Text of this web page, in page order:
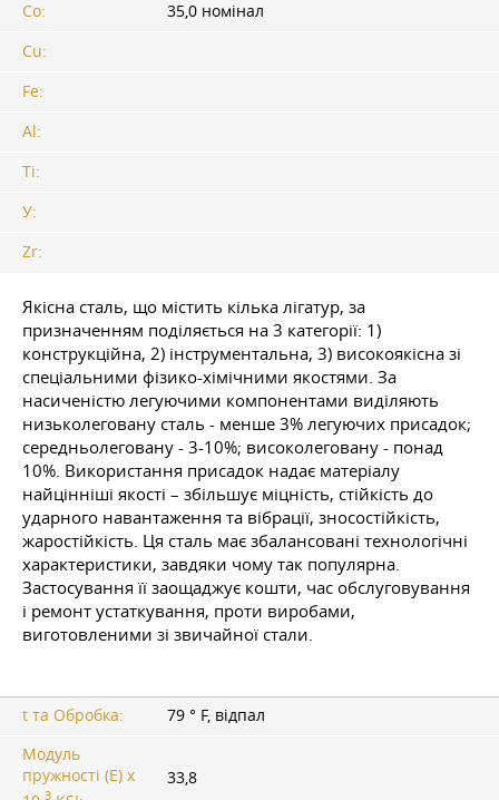
Co:
35,0 номінал
Cu:
Fe:
Al:
Ti:
У:
Zr:
Якісна сталь, що містить кілька лігатур, за
призначенням поділяється на 3 категорії: 1)
конструкційна, 2) інструментальна, 3) високоякісна зі
спеціальними фізико-хімічними якостями. За
насиченістю легуючими компонентами виділяють
низьколеговану сталь - менше 3% легуючих присадок;
середньолеговану - 3-10%; високолеговану - понад
10%. Використання присадок надає матеріалу
найцінніші якості – збільшує міцність, стійкість до
ударного навантаження та вібрації, зносостійкість,
жаростійкість. Ця сталь має збалансовані технологічні
характеристики, завдяки чому так популярна.
Застосування її заощаджує кошти, час обслуговування
і ремонт устаткування, проти виробами,
виготовленими зі звичайної стали.
t та Обробка:
79 ° F, відпал
Модуль
пружності (Е) х
3
33,8